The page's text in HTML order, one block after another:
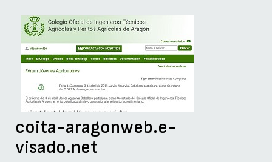
coita-aragonweb.e-
visado.net